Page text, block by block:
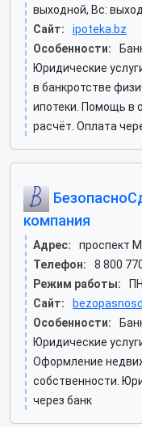
выходной, Вс:
Сайт:
ipoteka.bz
Особенности:
Юридические
в банкротстве
ипотеки. Помощь в
расчёт. Оплата
компания
Адрес:
проспект
Телефон:
8 800
Режим работы:
Сайт:
Особенности:
Юридические
Оформление
собственности.
через банк